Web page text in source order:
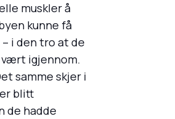
muskler å
kunne få
i den tro at de
vært igjennom.
samme skjer i
blitt
de hadde